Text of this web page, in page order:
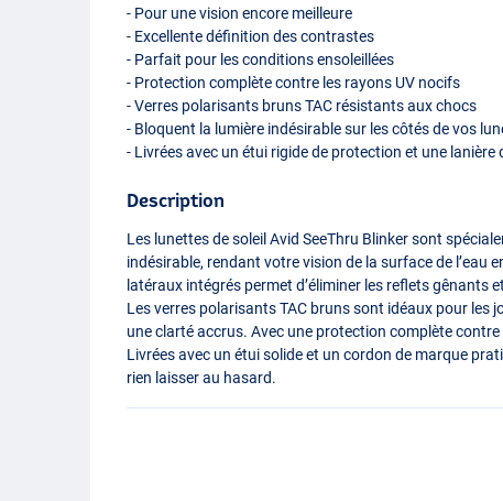
- Pour une vision encore meilleure
- Excellente définition des contrastes
- Parfait pour les conditions ensoleillées
- Protection complète contre les rayons UV nocifs
- Verres polarisants brunsTAC résistants aux chocs
- Bloquent la lumière indésirable sur les côtés de vos
- Livrées avec un étui rigide de protection et une lanière
Description
Les lunettes de soleil Avid SeeThru Blinker sont
indésirable, rendant votre vision de la surface de l’eau
latéraux intégrés permet d’éliminer les reflets gênants
Les verres polarisantsTAC bruns sont idéaux pour les
une clarté accrus. Avec une protection complète
Livrées avec un étui solide et un cordon de marque
rien laisser au hasard.